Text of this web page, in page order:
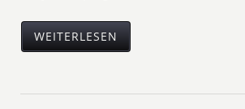
WEITERLESEN